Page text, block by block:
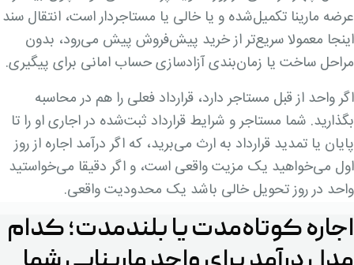
عرضه مارینا تکمیل‌شده و یا خالی یا مستاجردار است، انتقال سند
اینجا معمولا سریع‌تر از خرید پیش‌فروش پیش می‌رود، بدون
مراحل ساخت یا زمان‌بندی آزادسازی حساب امانی برای پیگیری.
اگر واحد از قبل مستاجر دارد، قرارداد فعلی را هم در محاسبه
بگذارید. شما مستاجر و شرایط قرارداد ثبت‌شده در اجاری او را تا
پایان یا تمدید قرارداد به ارث می‌برید، که اگر درآمد اجاره از روز
اول می‌خواهید یک مزیت واقعی است، و اگر دقیقا می‌خواستید
واحد در روز تحویل خالی باشد یک محدودیت واقعی.
اجاره کوتاه‌مدت یا بلندمدت؛ کدام